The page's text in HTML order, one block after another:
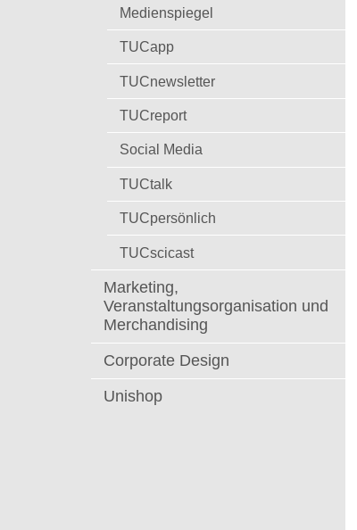
Medienspiegel
TUCapp
TUCnewsletter
TUCreport
Social Media
TUCtalk
TUCpersönlich
TUCscicast
Marketing,
Veranstaltungsorganisation und
Merchandising
Corporate Design
Unishop